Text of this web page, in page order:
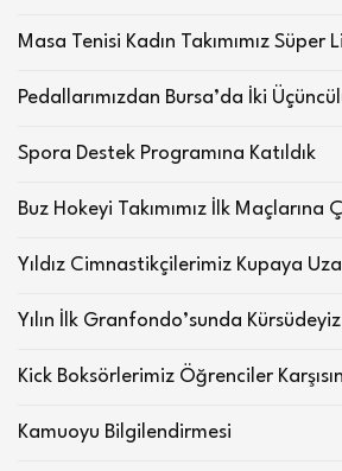
Masa Tenisi Kadın Takımımız Süper
Pedallarımızdan Bursa’da İki
Spora Destek Programına Katıldık
Buz Hokeyi Takımımız İlk Maçlarına
Yıldız Cimnastikçilerimiz Kupaya
Yılın İlk Granfondo’sunda Kürsüdeyiz
Kick Boksörlerimiz Öğrenciler
Kamuoyu Bilgilendirmesi